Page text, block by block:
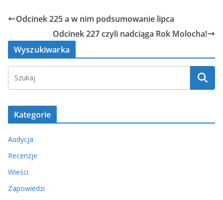
Odcinek 225 a w nim podsumowanie lipca
Odcinek 227 czyli nadciąga Rok Molocha!
Wyszukiwarka
Kategorie
Audycja
Recenzje
Wieści
Zapowiedzi